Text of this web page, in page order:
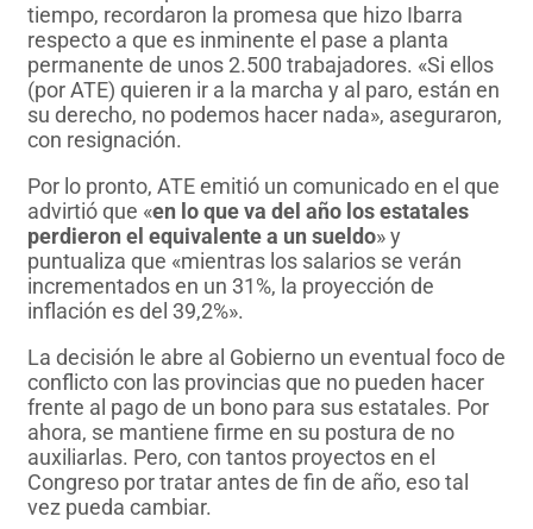
tiempo, recordaron la promesa que hizo Ibarra
respecto a que es inminente el pase a planta
permanente de unos 2.500 trabajadores. «Si ellos
(por ATE) quieren ir a la marcha y al paro, están en
su derecho, no podemos hacer nada», aseguraron,
con resignación.
Por lo pronto, ATE emitió un comunicado en el que
advirtió que «en lo que va del año los estatales
perdieron el equivalente a un sueldo» y
puntualiza que «mientras los salarios se verán
incrementados en un 31%, la proyección de
inflación es del 39,2%».
La decisión le abre al Gobierno un eventual foco de
conflicto con las provincias que no pueden hacer
frente al pago de un bono para sus estatales. Por
ahora, se mantiene firme en su postura de no
auxiliarlas. Pero, con tantos proyectos en el
Congreso por tratar antes de fin de año, eso tal
vez pueda cambiar.